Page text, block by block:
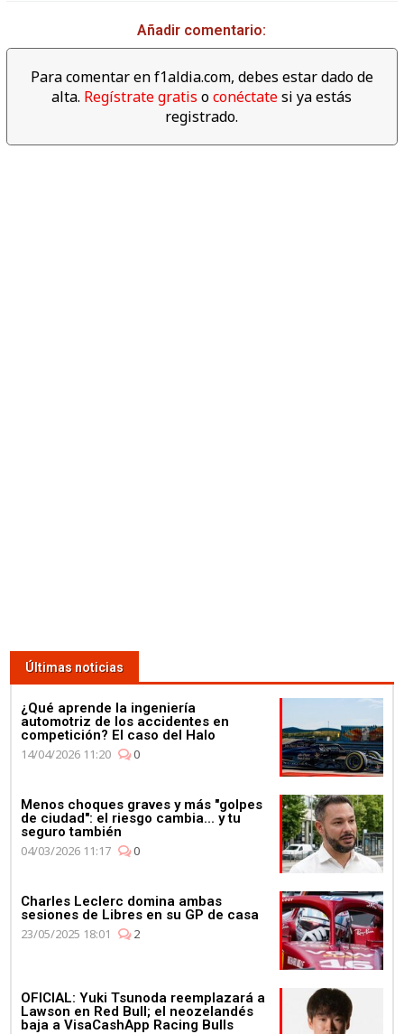
02:39
Descubre los datos
espectaculares del año 2017
¿Qué corre más: un guepardo
o un Fórmula E? Jéan-Eric
Vergné nos saca de dudas
Constructores de manera
consecutiva
Añadir comentario:
Para comentar en f1aldia.com, debes estar dado de
alta. Regístrate gratis oconéctatesi ya estás
registrado.
Últimas noticias
¿Qué aprende la ingeniería
automotriz de los accidentes en
competición? El caso del Halo
14/04/2026 11:20
0
Menos choques graves y más "golpes
de ciudad": el riesgo cambia... y tu
seguro también
04/03/2026 11:17
0
Charles Leclerc domina ambas
sesiones de Libres en su GP de casa
23/05/2025 18:01
2
OFICIAL: Yuki Tsunoda reemplazará a
Lawson en Red Bull; el neozelandés
baja a VisaCashApp Racing Bulls